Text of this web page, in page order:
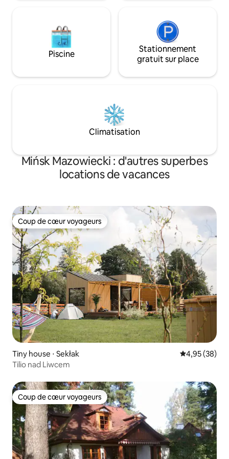
Piscine
Stationnement
gratuit sur place
Climatisation
Mińsk Mazowiecki : d'autres superbes
locations de vacances
Coup de cœur voyageurs
Coup de cœur voyageurs
Tiny house ⋅ Sekłak Évaluation
4,95 (38)
Tilio nad Liwcem
Coup de cœur voyageurs
Coup de cœur voyageurs